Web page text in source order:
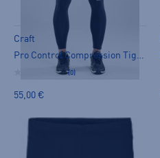
Craft
Pro Control Compression Tights UX - juoksutrikoot
(0)
55,00 €